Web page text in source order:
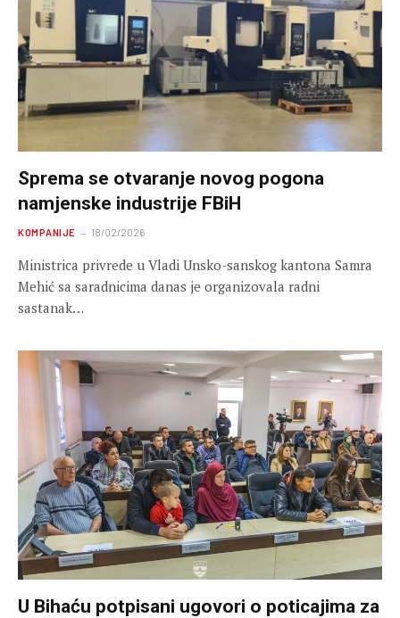
Sprema se otvaranje novog pogona
namjenske industrije FBiH
KOMPANIJE 18/02/2026
Ministrica privrede u Vladi Unsko-sanskog kantona Samra
Mehić sa saradnicima danas je organizovala radni
sastanak…
U Bihaću potpisani ugovori o poticajima za